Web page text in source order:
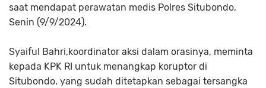
saat mendapat perawatan medis Polres Situbondo,
Senin (9/9/2024).
Syaiful Bahri,koordinator aksi dalam orasinya, meminta
kepada KPK RI untuk menangkap koruptor di
Situbondo, yang sudah ditetapkan sebagai tersangka